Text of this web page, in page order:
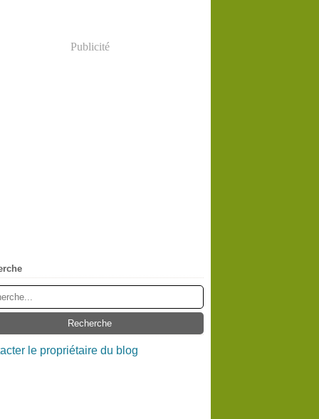
Publicité
le propriétaire du blog